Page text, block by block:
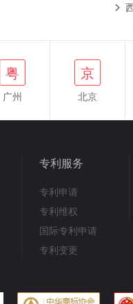
粤
广州
京
北京
专利服务
专利申请
专利维权
国际专利申请
专利变更